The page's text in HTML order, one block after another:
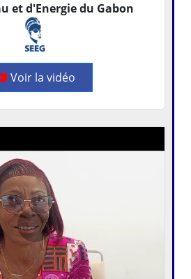
et d'Energie du Gabon
Voir la vidéo